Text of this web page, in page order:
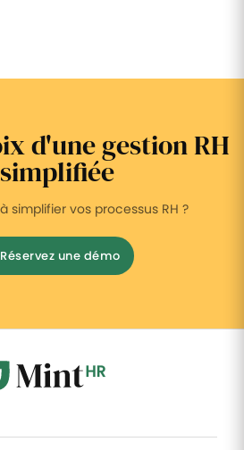
d'une gestion RH
simplifier vos processus RH ?
Réservez une démo